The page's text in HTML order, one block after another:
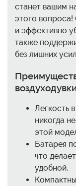
станет вашим
этого
и эффективно
также
без лишних
Легкость
никогда
этой
Батарея
что
удобной.